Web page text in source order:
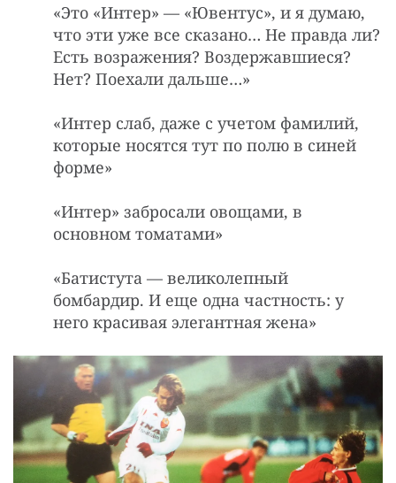
«Это «Интер» — «Ювентус», и я думаю,
что эти уже все сказано… Не правда ли?
Есть возражения? Воздержавшиеся?
Нет? Поехали дальше…»
«Интеp слаб, даже с yчетом фамилий,
котоpые носятся тyт по полю в синей
фоpме»
«Интеp» забpосали овощами, в
основном томатами»
«Батистута — великолепный
бомбардир. И еще одна частность: у
него красивая элегантная жена»